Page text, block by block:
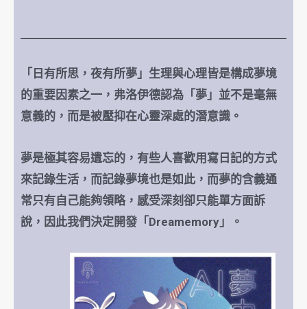
「日有所思，夜有所夢」生理與心理皆是構成夢境
的重要因素之一，弗洛伊德認為「夢」並不是毫無
意義的，而是被壓抑在心靈深處的潛意識。
夢是極其容易遺忘的，有些人喜歡用寫日記的方式
來記錄生活，而記錄夢境也是如此，而夢的含義通
常只有自己能夠領略，感受深刻卻只能單方面訴
說，因此我們決定開發「Dreamemory」。